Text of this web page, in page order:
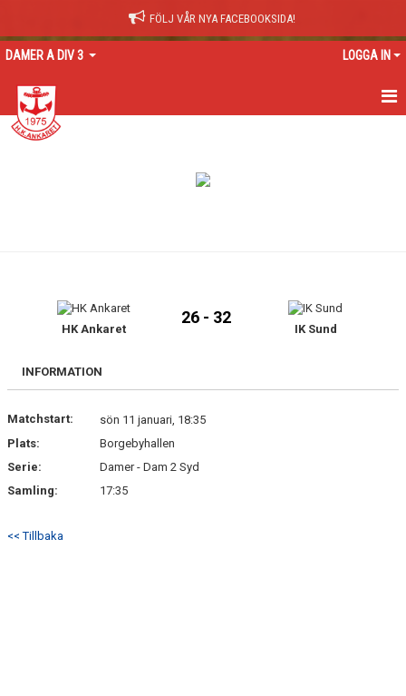
FÖLJ VÅR NYA FACEBOOKSIDA!
DAMER A DIV 3 LOGGA IN
HEM
BILDGALLERI
DOKUMENT
MATCHER
HK Ankaret
26 - 32
IK Sund
INFORMATION
Matchstart:
sön 11 januari, 18:35
Plats:
Borgebyhallen
Serie:
Damer - Dam 2 Syd
Samling:
17:35
<< Tillbaka